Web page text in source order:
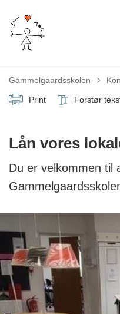
Gammelgaardsskolen
Print Forstør
Lån vores
Du er velkommen til